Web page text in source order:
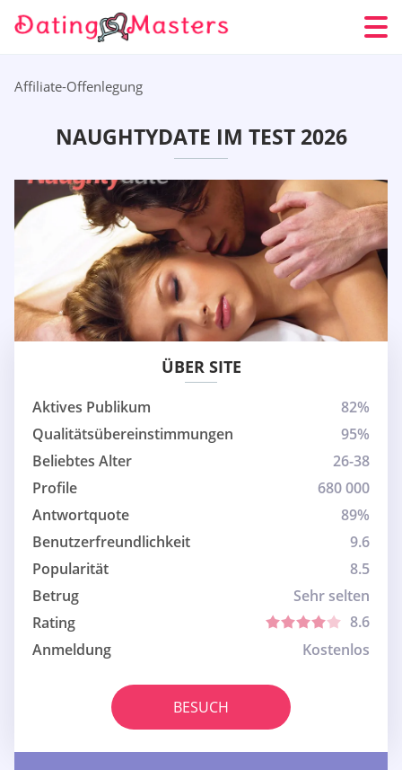
Affiliate-Offenlegung
NAUGHTYDATE IM TEST 2026
ÜBER SITE
Aktives Publikum
82%
Qualitätsübereinstimmungen
95%
Beliebtes Alter
26-38
Profile
680 000
Antwortquote
89%
Benutzerfreundlichkeit
9.6
Popularität
8.5
Betrug
Sehr selten
Rating
8.6
Anmeldung
Kostenlos
BESUCH